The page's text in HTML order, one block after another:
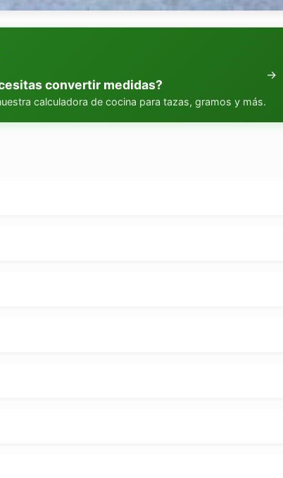
convertir medidas?
calculadora de cocina para tazas, gramos y más.
→